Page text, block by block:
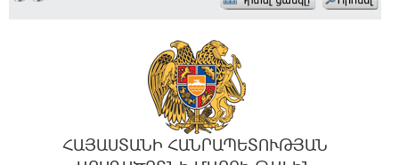
ՀԱՅԱՍՏԱՆԻ ՀԱՆՐԱՊԵՏՈՒԹՅԱՆ